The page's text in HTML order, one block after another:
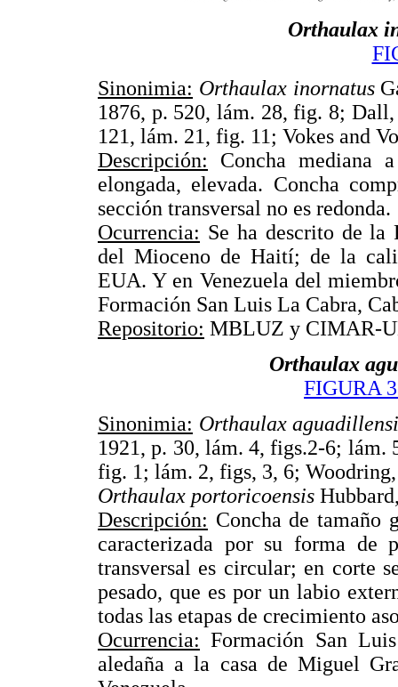
Orthaulax
Sinonimia: Orthaulax inornatus
1876, p. 520, lám. 28, fig. 8;
121, lám. 21, fig. 11; Vokes and
Descripción: Concha mediana
elongada, elevada. Concha
sección transversal no es redonda.
Ocurrencia: Se ha descrito de la
del Mioceno de Haití; de la
EUA. Y en Venezuela del
Formación San Luis La Cabra,
Repositorio: MBLUZ y CIMAR-
Orthaulax
FIGURA
Sinonimia: Orthaulax
1921, p. 30, lám. 4, figs.2-6; lám.
fig. 1; lám. 2, figs, 3, 6;
Orthaulax portoricoensis
Descripción: Concha de tamaño
caracterizada por su forma de
transversal es circular; en corte
pesado, que es por un labio
todas las etapas de crecimiento
Ocurrencia: Formación San
aledaña a la casa de Miguel